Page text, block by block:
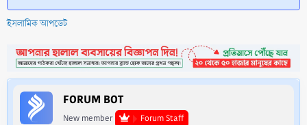
r
e
d
s
t
a
r
t
a
d
a
t
e
ইসলামিক আপডেট
FORUM BOT
New member Forum Staff